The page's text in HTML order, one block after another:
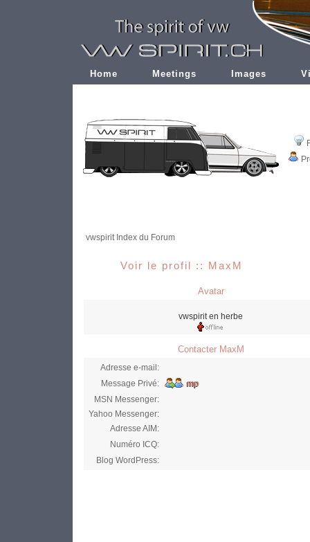
Home Meetings Images
vwspirit Index du Forum
Voir le profil :: MaxM
Avatar
vwspirit en herbe
Contacter MaxM
Adresse e-mail:
Message Privé:
MSN Messenger:
Yahoo Messenger:
Adresse AIM:
Numéro ICQ:
Blog WordPress: